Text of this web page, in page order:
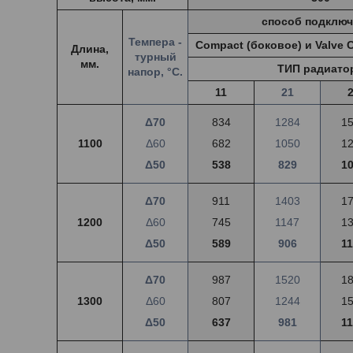
Длина,
мм.
Темпера -
турный
напор, °С.
способ
Compact (боковое) и Valve
ТИП
11
21
1100
Δ70
Δ60
Δ50
834
682
538
1284
1050
829
1200
Δ70
Δ60
Δ50
911
745
589
1403
1147
906
1300
Δ70
Δ60
Δ50
987
807
637
1520
1244
981